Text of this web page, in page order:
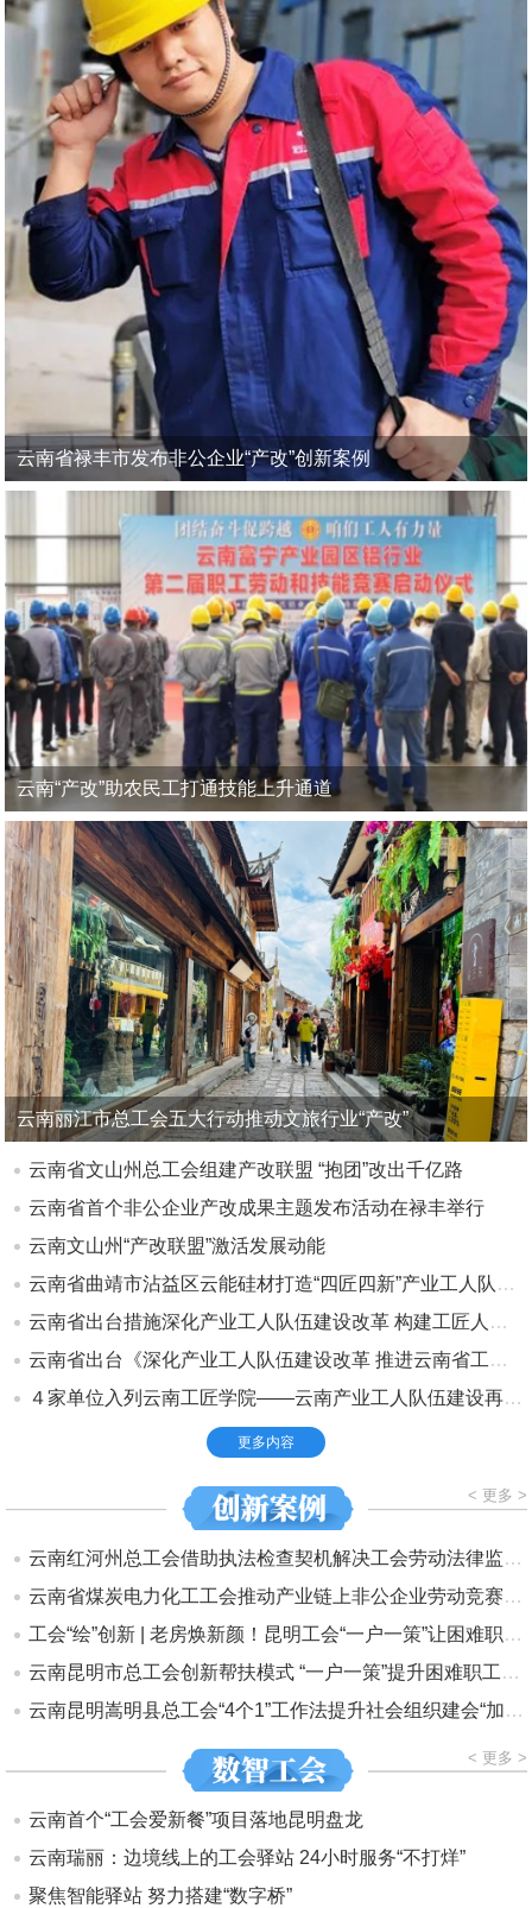
云南省禄丰市发布非公企业“产改”创新案例
云南“产改”助农民工打通技能上升通道
云南丽江市总工会五大行动推动文旅行业“产改”
云南省文山州总工会组建产改联盟 “抱团”改出千亿路
云南省首个非公企业产改成果主题发布活动在禄丰举行
云南文山州“产改联盟”激活发展动能
云南省曲靖市沾益区云能硅材打造“四匠四新”产业工人队伍建设改革新样板
云南省出台措施深化产业工人队伍建设改革 构建工匠人才培育新格局
云南省出台《深化产业工人队伍建设改革 推进云南省工匠人才培育的若干措施》
４家单位入列云南工匠学院——云南产业工人队伍建设再添“生力军”
更多内容
< 更多 >
云南红河州总工会借助执法检查契机解决工会劳动法律监督突出问题
云南省煤炭电力化工工会推动产业链上非公企业劳动竞赛扩面提质
工会“绘”创新 | 老房焕新颜！昆明工会“一户一策”让困难职工住得更安心
云南昆明市总工会创新帮扶模式 “一户一策”提升困难职工安居品质
云南昆明嵩明县总工会“4个1”工作法提升社会组织建会“加速度”
< 更多 >
云南首个“工会爱新餐”项目落地昆明盘龙
云南瑞丽：边境线上的工会驿站 24小时服务“不打烊”
聚焦智能驿站 努力搭建“数字桥”